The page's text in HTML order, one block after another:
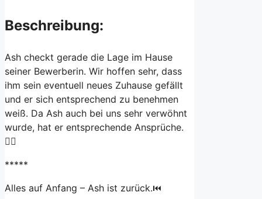
Beschreibung:
Ash checkt gerade die Lage im Hause
seiner Bewerberin. Wir hoffen sehr, dass
ihm sein eventuell neues Zuhause gefällt
und er sich entsprechend zu benehmen
weiß. Da Ash auch bei uns sehr verwöhnt
wurde, hat er entsprechende Ansprüche.
☝🏻
*****
Alles auf Anfang – Ash ist zurück.⏮️